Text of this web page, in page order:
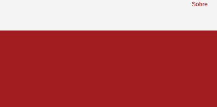
Sobre